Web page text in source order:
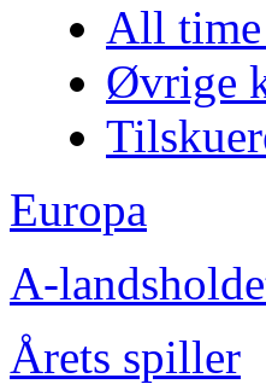
All time
Øvrige
Europa
A-
Årets spiller